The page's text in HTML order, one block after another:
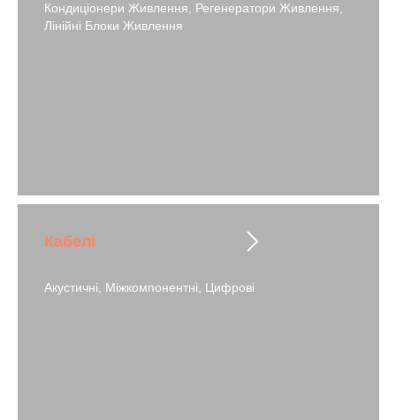
Кондиціонери Живлення, Регенератори Живлення,
Лінійні Блоки Живлення
Кабелі
Акустичні, Міжкомпонентні, Цифрові